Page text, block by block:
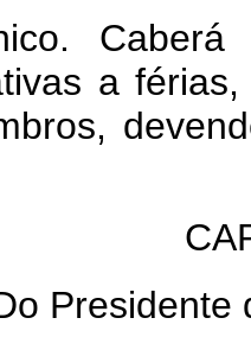
a
Presidente